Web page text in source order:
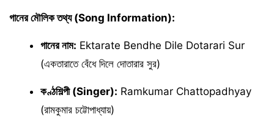
গানের মৌলিক তথ্য (Song Information):
গানের নাম: Ektarate Bendhe Dile Dotarari Sur
(একতারাতে বেঁধে দিলে দোতারার সুর)
কণ্ঠশিল্পী (Singer): Ramkumar Chattopadhyay
(রামকুমার চট্টোপাধ্যায়)